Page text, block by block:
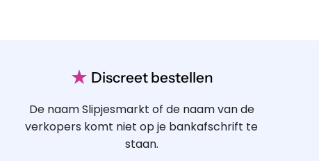
★ Discreet bestellen
De naam Slipjesmarkt of de naam van de
verkopers komt niet op je bankafschrift te
staan.